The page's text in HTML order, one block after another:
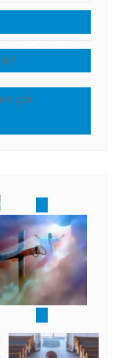
çok